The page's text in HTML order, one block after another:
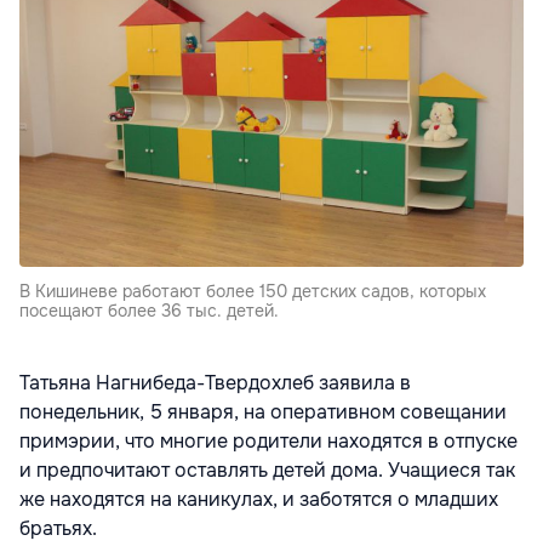
В Кишиневе работают более 150 детских садов, которых
посещают более 36 тыс. детей.
Татьяна Нагнибеда-Твердохлеб заявила в
понедельник, 5 января, на оперативном совещании
примэрии, что многие родители находятся в отпуске
и предпочитают оставлять детей дома. Учащиеся так
же находятся на каникулах, и заботятся о младших
братьях.